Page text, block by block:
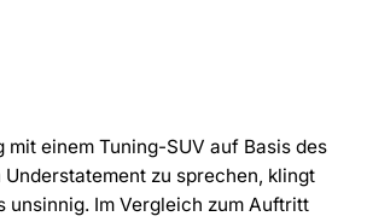
mit einem Tuning-SUV auf Basis des
Understatement zu sprechen, klingt
unsinnig. Im Vergleich zum Auftritt